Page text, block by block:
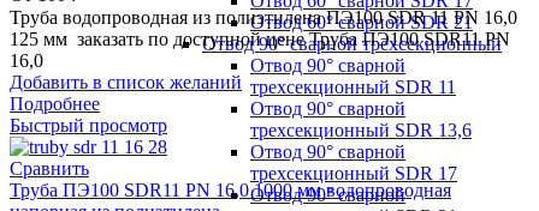
Отвод 60° сварной SDR 21
Отвод 90° сварной трехсекционный
Отвод 90° сварной
трехсекционный SDR 11
Отвод 90° сварной
трехсекционный SDR 13,6
Отвод 90° сварной
трехсекционный SDR 17
Отвод 90° сварной
Труба водопроводная из полиэтилена ПЭ100 SDR 11 PN 16,0
125 мм заказать по доступной цене Труба ПЭ100 SDR11 PN
16,0
Добавить в список желаний
Подробнее
Быстрый просмотр
Сравнить
Труба ПЭ100 SDR11 PN 16,0 1000 мм водопроводная